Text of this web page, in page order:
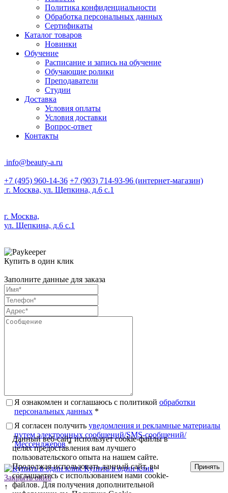
Политика конфиденциальности
Обработка персональных данных
Сертификаты
Каталог товаров
Новинки
Обучение
Расписание и запись на обучение
Обучающие ролики
Преподаватели
Студии
Доставка
Условия оплаты
Условия доставки
Вопрос-ответ
Контакты
info@beauty-a.ru
+7 (495) 960-14-36 +7 (903) 714-93-96 (интернет-магазин)
г. Москва, ул. Щепкина, д.6 с.1
г. Москва,
ул. Щепкина, д.6 с.1
Купить в один клик
Заполните данные для заказа
Я ознакомлен и соглашаюсь с политикой обработки
персональных данных *
Я согласен получить уведомления и рекламные материалы
путем электронных сообщений/SMS-сообщений/
Мессенджеров *
Купить в один клик
Закрыть окно
↑
Данный веб-сайт использует cookie-файлы в
целях предоставления вам лучшего
пользовательского опыта на нашем сайте.
Продолжая использовать данный сайт, вы
соглашаетесь с использованием нами cookie-
файлов. Для получения дополнительной
Принять